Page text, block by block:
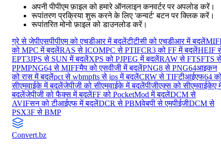
अपनी पीपीएम फ़ाइल को हमारे ऑनलाइन कनवर्टर पर अपलोड करें।
रूपांतरण प्रक्रिया शुरू करने के लिए 'कन्वर्ट' बटन पर क्लिक करें।
रूपांतरित मोनो फ़ाइल को डाउनलोड करें।
ग्रे से जेपीएसपीपीएम को एचडीआर में बदलेंटीटीसी को एचडीआर में बदलें
को MPC में बदलेंRAS से ICOMPC से PTIFCR3 को FF में बदलेंHEIF
EPT3JPS से SUN में बदलेंXPS को PJPEG में बदलेंRAW से FTSFTS
PPMPNG64 से MIFFमैप को एसवीजी में बदलेंPNG8 से PNG64आइकन
को रास में बदलेंpct से wbmpfts से jps में बदलेंCRW से TIFटीआईएफ64
सीएमवाईके में बदलेंजेपीजी को सीएमवाईके में बदलेंपीजीएक्स को सीएमवाईकेए
बदलेंजेपीजी को फैक्स में बदलेंFF को PocketMod में बदलेंDCM से
AVIFसन को टीआईएफ में बदलेंDCR से PBMवेबपी से एमपीईजीDCM से
PSX3F से BMP
Convert.bz